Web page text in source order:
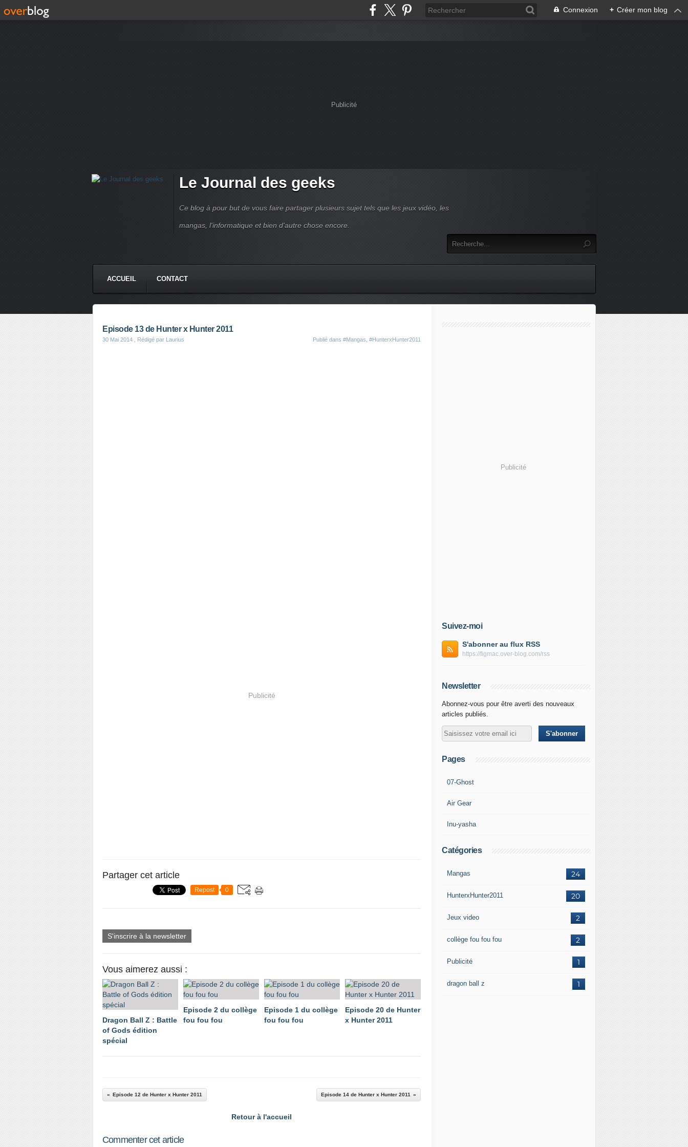
Connexion + Créer mon blog
Publicité
Le Journal des geeks
Ce blog à pour but de vous faire partager plusieurs sujet tels que les jeux vidéo, les
mangas, l'informatique et bien d'autre chose encore.
ACCUEIL CONTACT
Episode 13 de Hunter x Hunter 2011
30 Mai 2014 , Rédigé par Laurius Publié dans #Mangas #HunterxHunter2011
Publicité
Partager cet article
Repost 0
S'inscrire à la newsletter
Vous aimerez aussi :
Dragon Ball Z : Battle
of Gods édition
spécial
Episode 2 du collège
fou fou fou
Episode 1 du collège
fou fou fou
Episode 20 de Hunter
x Hunter 2011
Episode 12 de Hunter x Hunter 2011 Episode 14 de Hunter x Hunter 2011
Retour à l'accueil
Commenter cet article
Publicité
Suivez-moi
S'abonner au flux RSS
https://figmac.over-blog.com/rss
Newsletter
Abonnez-vous pour être averti des nouveaux
articles publiés.
Pages
07-Ghost
Air Gear
Inu-yasha
Catégories
24
Mangas
20
HunterxHunter2011
2
Jeux video
2
collège fou fou fou
1
Publicité
1
dragon ball z